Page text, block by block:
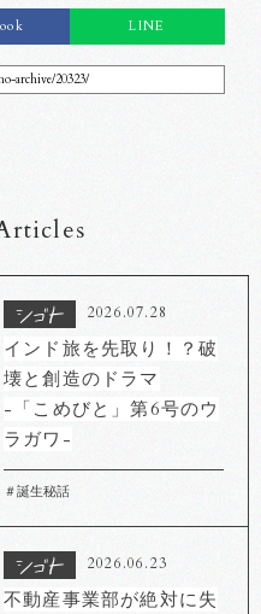
LINE
archive/20323/
2026.07.28
インド旅を先取り！？破
壊と創造のドラマ
-「こめびと」第6号のウ
ラガワ-
＃誕生秘話
2026.06.23
不動産事業部が絶対に失